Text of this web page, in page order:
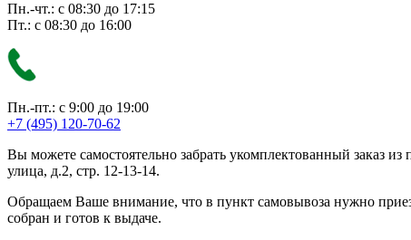
Пн.-чт.: с 08:30 до 17:15
Пт.: с 08:30 до 16:00
Пн.-пт.: с 9:00 до 19:00
+7 (495) 120-70-62
Вы можете самостоятельно забрать укомплектованный заказ
улица, д.2, стр. 12-13-14.
Обращаем Ваше внимание, что в пункт самовывоза нужно
собран и готов к выдаче.